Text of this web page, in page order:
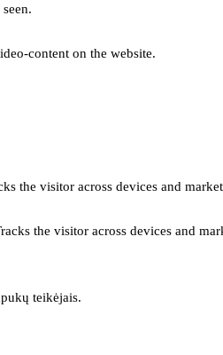
content on the website.
the visitor across devices and
the visitor across devices and
teikėjais.